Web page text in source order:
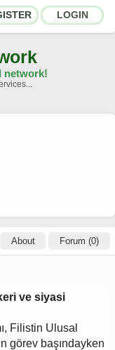
LOGIN
network!
About Forum (0)
ve siyasi
Filistin Ulusal
görev başındayken